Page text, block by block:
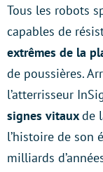
Tous les robots
capables de
extrêmes de la
de poussières.
l’atterrisseur
signes vitauxde
l’histoire de son
milliards